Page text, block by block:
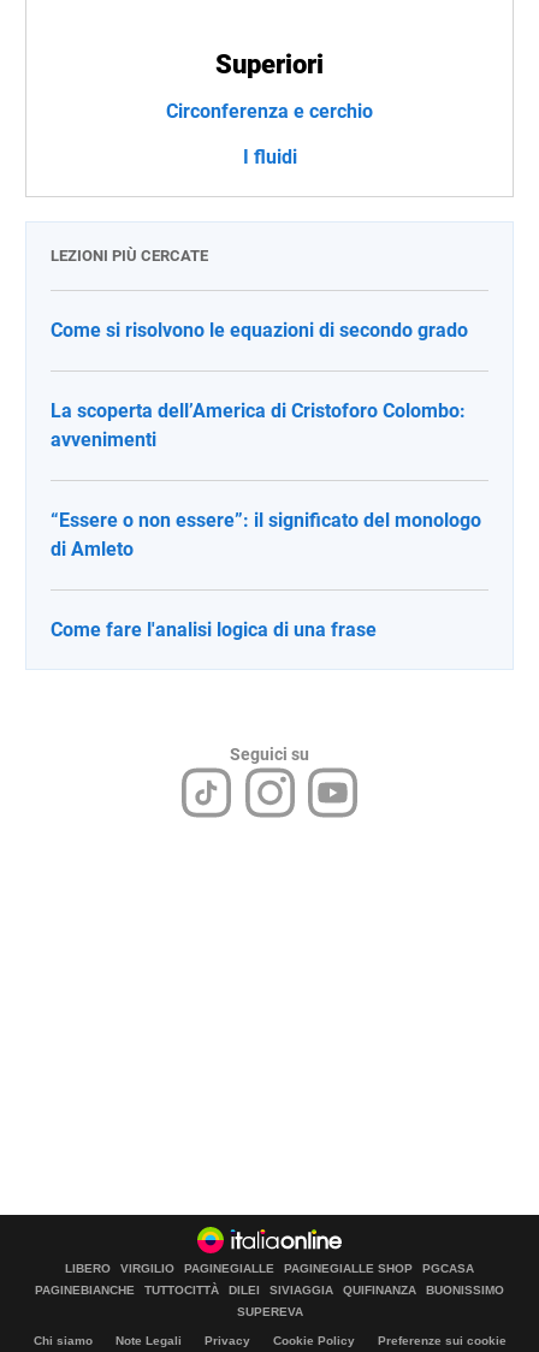
Superiori
Circonferenza e cerchio
I fluidi
LEZIONI PIÙ CERCATE
Come si risolvono le equazioni di secondo grado
La scoperta dell’America di Cristoforo Colombo:
avvenimenti
“Essere o non essere”: il significato del monologo
di Amleto
Come fare l'analisi logica di una frase
Seguici su
LIBERO VIRGILIO PAGINEGIALLE PAGINEGIALLE SHOP
PGCASA
PAGINEBIANCHE
TUTTOCITTÀ DILEI SIVIAGGIA QUIFINANZA
BUONISSIMO
SUPEREVA
Chi siamo Note Legali Privacy Cookie Policy Preferenze sui cookie